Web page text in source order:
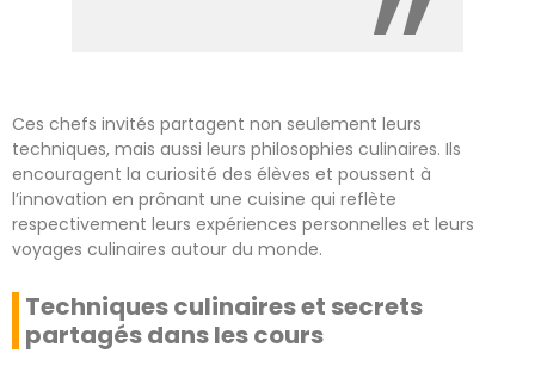
Ces chefs invités partagent non seulement leurs
techniques, mais aussi leurs philosophies culinaires. Ils
encouragent la curiosité des élèves et poussent à
l’innovation en prônant une cuisine qui reflète
respectivement leurs expériences personnelles et leurs
voyages culinaires autour du monde.
Techniques culinaires et secrets
partagés dans les cours